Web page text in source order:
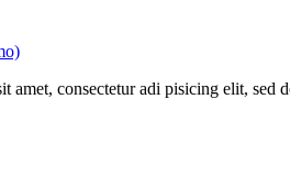
amet, consectetur adi pisicing elit, sed